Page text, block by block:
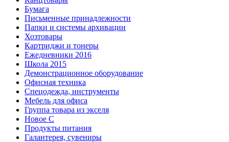
Бумага
Письменные принадлежности
Папки и системы архивации
Хозтовары
Картриджи и тонеры
Ежедневники 2016
Школа 2015
Демонстрационное оборудование
Офисная техника
Спецодежда, инструменты
Мебель для офиса
Группа товара из экселя
Новое С
Продукты питания
Галантерея, сувениры